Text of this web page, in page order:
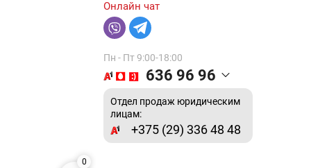
Онлайн чат
Пн - Пт 9:00-18:00
636 96 96
Отдел продаж юридическим
лицам:
+375 (29) 336 48 48
0